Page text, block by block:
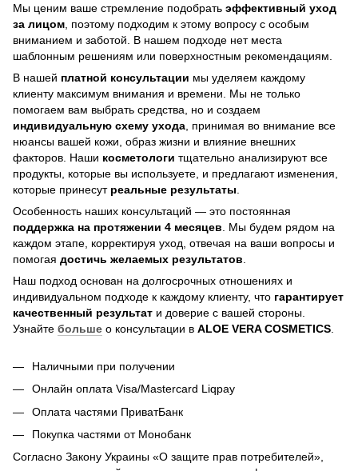
Мы ценим ваше стремление подобрать эффективный уход
за лицом , поэтому подходим к этому вопросу с особым
вниманием и заботой. В нашем подходе нет места
шаблонным решениям или поверхностным рекомендациям.
В нашей платной консультации мы уделяем каждому
клиенту максимум внимания и времени. Мы не только
помогаем вам выбрать средства, но и создаем
индивидуальную схему ухода , принимая во внимание все
нюансы вашей кожи, образ жизни и влияние внешних
факторов. Наши косметологи тщательно анализируют все
продукты, которые вы используете, и предлагают изменения,
которые принесут реальные результаты
Особенность наших консультаций — это постоянная
поддержка на протяжении 4 месяцев . Мы будем рядом на
каждом этапе, корректируя уход, отвечая на ваши вопросы и
помогая достичь желаемых результатов
Наш подход основан на долгосрочных отношениях и
индивидуальном подходе к каждому клиенту, что гарантирует
качественный результат и доверие с вашей стороны.
Узнайте больше о консультации в ALOE VERA COSMETICS
Наличными при получении
Онлайн оплата Visa/Mastercard Liqpay
Оплата частями ПриватБанк
Покупка частями от Монобанк
Согласно Закону Украины «О защите прав потребителей»,